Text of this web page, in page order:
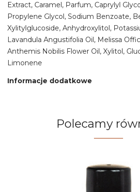
Extract, Caramel, Parfum, Caprylyl
Propylene Glycol, Sodium Benzoate,
Xylitylglucoside, Anhydroxylitol,
Lavandula Angustifolia Oil, Melissa
Anthemis Nobilis Flower Oil, Xylitol,
Limonene
Informacje dodatkowe
Polecamy